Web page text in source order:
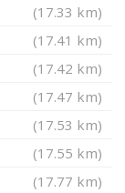
(17.33 km)
(17.41 km)
(17.42 km)
(17.47 km)
(17.53 km)
(17.55 km)
(17.77 km)